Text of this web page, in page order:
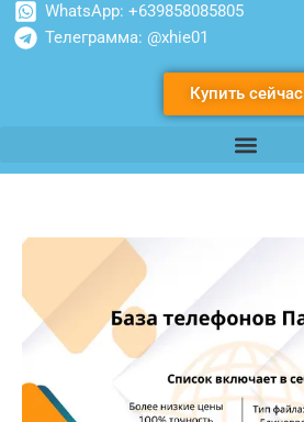
WhatsApp: +639858085805
Телеграмма: @xhie01
Купить сейчас
Количество
телефонов
Пакистан
100К